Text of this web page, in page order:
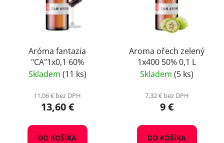
Aróma fantazia
"CA"1x0,1 60%
Skladem (11 ks)
11,06 € bez DPH
13,60 €
DO KOŠÍKA
Aroma ořech zelený
1x400 50% 0,1 L
Skladem (5 ks)
7,32 € bez DPH
9 €
DO KOŠÍKA